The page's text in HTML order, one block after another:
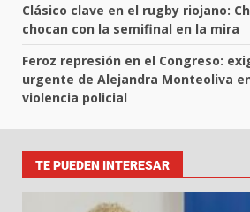
Clásico clave en el rugby riojano:
chocan con la semifinal en la mira
Feroz represión en el Congreso:
urgente de Alejandra Monteoliva
violencia policial
TE PUEDEN INTERESAR